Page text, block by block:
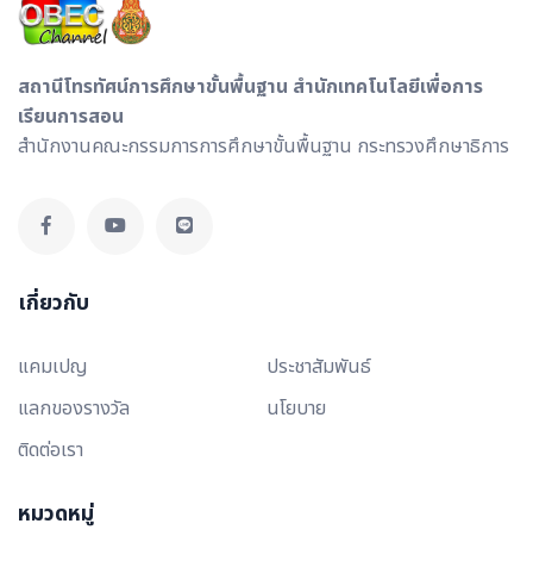
สถานีโทรทัศน์การศึกษาขั้นพื้นฐาน สำนักเทคโนโลยีเพื่อการ
เรียนการสอน
สำนักงานคณะกรรมการการศึกษาขั้นพื้นฐาน กระทรวงศึกษาธิการ
เกี่ยวกับ
แคมเปญ
ประชาสัมพันธ์
แลกของรางวัล
นโยบาย
ติดต่อเรา
หมวดหมู่